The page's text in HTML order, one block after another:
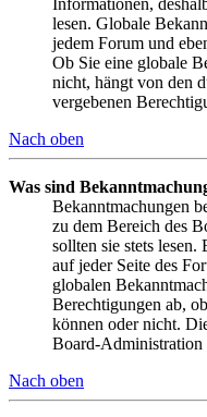
lesen. Globale
jedem Forum und
Ob Sie eine globale
nicht, hängt von den
vergebenen
Nach oben
Was sind
Bekanntmachungen
zu dem Bereich des
sollten sie stets lesen.
auf jeder Seite des
globalen
Berechtigungen ab,
können oder nicht.
Board-Administration
Nach oben